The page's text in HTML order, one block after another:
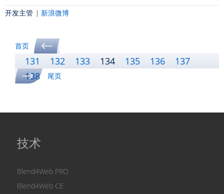
开发主管 | 新浪微博
首页
131 132 133 134 135 136
137
138
尾页
技术
Blend4Web PRO
Blend4Web CE